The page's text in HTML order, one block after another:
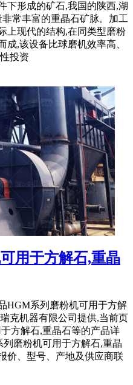
下形成的矿石,我国的陕西,湖
常丰富的重晶石矿脉。加工
上现代的结构,在同类型磨粉
成,该设备比球磨机效率高、
投资
用于方解石,重晶
HGM系列磨粉机可用于方解
克机器有限公司提供,当前页
方解石,重晶石等的产品详
磨粉机可用于方解石,重晶
价、型号、产地及供应商联